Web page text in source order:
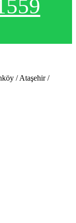
/ Ataşehir /